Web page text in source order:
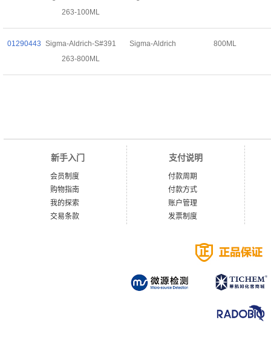
263-100ML
01290443 Sigma-Aldrich-S#391
263-800ML
Sigma-Aldrich 800ML
新手入门
会员制度
购物指南
我的探索
交易条款
支付说明
付款周期
付款方式
账户管理
发票制度